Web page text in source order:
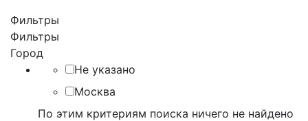
Фильтры
Фильтры
Город
Не указано
Москва
По этим критериям поиска ничего не найдено